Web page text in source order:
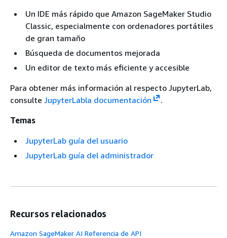
Un IDE más rápido que Amazon SageMaker Studio
Classic, especialmente con ordenadores portátiles
de gran tamaño
Búsqueda de documentos mejorada
Un editor de texto más eficiente y accesible
Para obtener más información al respecto JupyterLab,
consulte JupyterLabla documentación
.
Temas
JupyterLab guía del usuario
JupyterLab guía del administrador
Recursos relacionados
Amazon SageMaker AI Referencia de API